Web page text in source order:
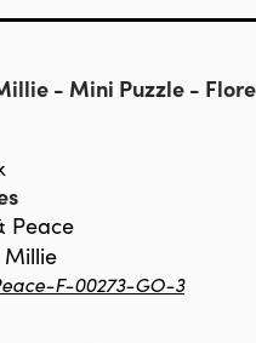
- Mini Puzzle -
Peace
Millie
F-00273-GO-3